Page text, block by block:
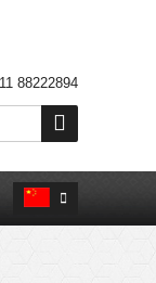
88222894

